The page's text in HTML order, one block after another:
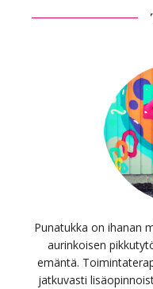
Punatukka on ihanan
aurinkoisen
emäntä.
jatkuvasti